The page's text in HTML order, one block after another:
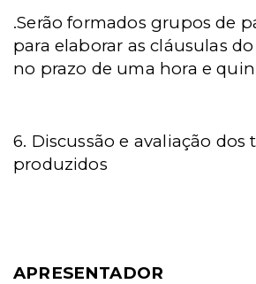
.Serão formados grupos de
para elaborar as cláusulas
no prazo de uma hora e
6. Discussão e avaliação dos
produzidos
APRESENTADOR